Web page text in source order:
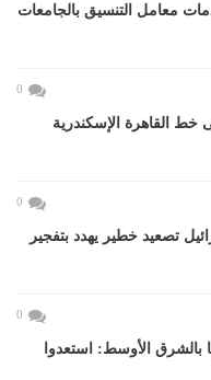
الأولى 2026.. خدمات معامل التنسيق بالجامعات
0
القاهرة الإسكندرية
0
تصعيد خطير يهدد بتفجير
0
بالشرق الأوسط: استعدوا